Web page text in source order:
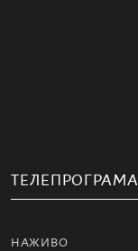
ТЕЛЕПРОГРАМА
НАЖИВО